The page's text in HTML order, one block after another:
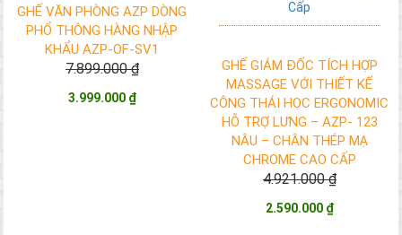
GHẾ VĂN PHÒNG AZP DÒNG
PHỔ THÔNG HÀNG NHẬP
KHẨU AZP-OF-SV1
7.899.000 ₫
3.999.000 ₫
GHẾ GIÁM ĐỐC TÍCH HỢP
MASSAGE VỚI THIẾT KẾ
CÔNG THÁI HỌC ERGONOMIC
HỖ TRỢ LƯNG – AZP- 123
NÂU – CHÂN THÉP MẠ
CHROME CAO CẤP
4.921.000 ₫
2.590.000 ₫